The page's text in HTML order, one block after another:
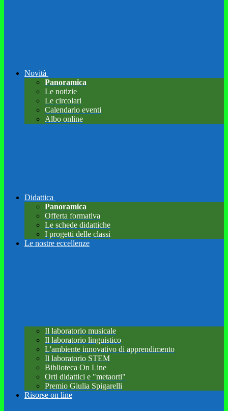
Novità
Panoramica
Le notizie
Le circolari
Calendario eventi
Albo online
Didattica
Panoramica
Offerta formativa
Le schede didattiche
I progetti delle classi
Le nostre eccellenze
Il laboratorio musicale
Il laboratorio linguistico
L'ambiente innovativo di apprendimento
Il laboratorio STEM
Biblioteca On Line
Orti didattici e "metaorti"
Premio Giulia Spigarelli
Risorse on line